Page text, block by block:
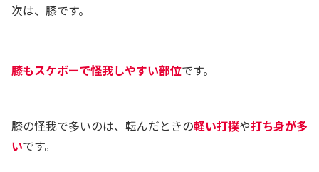
次は、膝です。
膝もスケボーで怪我しやすい部位です。
膝の怪我で多いのは、転んだときの軽い打撲や打ち身が多
いです。